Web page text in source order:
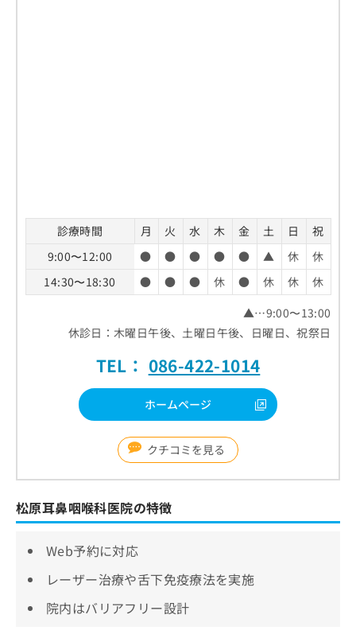
診療時間 月 火 水 木 金 土 日
祝
9:00〜12:00
● ● ● ● ● ▲ 休
休
14:30〜18:30
● ● ● 休 ● 休 休
休
▲…9:00〜13:00
休診日：木曜日午後、土曜日午後、日曜日、祝祭日
TEL： 086-422-1014
ホームページ
クチコミを見る
松原耳鼻咽喉科医院の特徴
Web予約に対応
レーザー治療や舌下免疫療法を実施
院内はバリアフリー設計